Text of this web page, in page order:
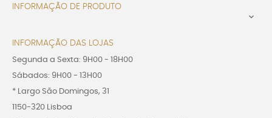
INFORMAÇÃO DE PRODUTO

INFORMAÇÃO DAS LOJAS
Segunda a Sexta: 9H00 - 18H00
Sábados: 9H00 - 13H00
* Largo São Domingos, 31
1150-320 Lisboa